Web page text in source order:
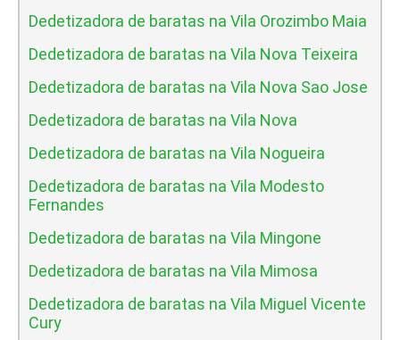
Dedetizadora de baratas na Vila Orozimbo Maia
Dedetizadora de baratas na Vila Nova Teixeira
Dedetizadora de baratas na Vila Nova Sao Jose
Dedetizadora de baratas na Vila Nova
Dedetizadora de baratas na Vila Nogueira
Dedetizadora de baratas na Vila Modesto
Fernandes
Dedetizadora de baratas na Vila Mingone
Dedetizadora de baratas na Vila Mimosa
Dedetizadora de baratas na Vila Miguel Vicente
Cury